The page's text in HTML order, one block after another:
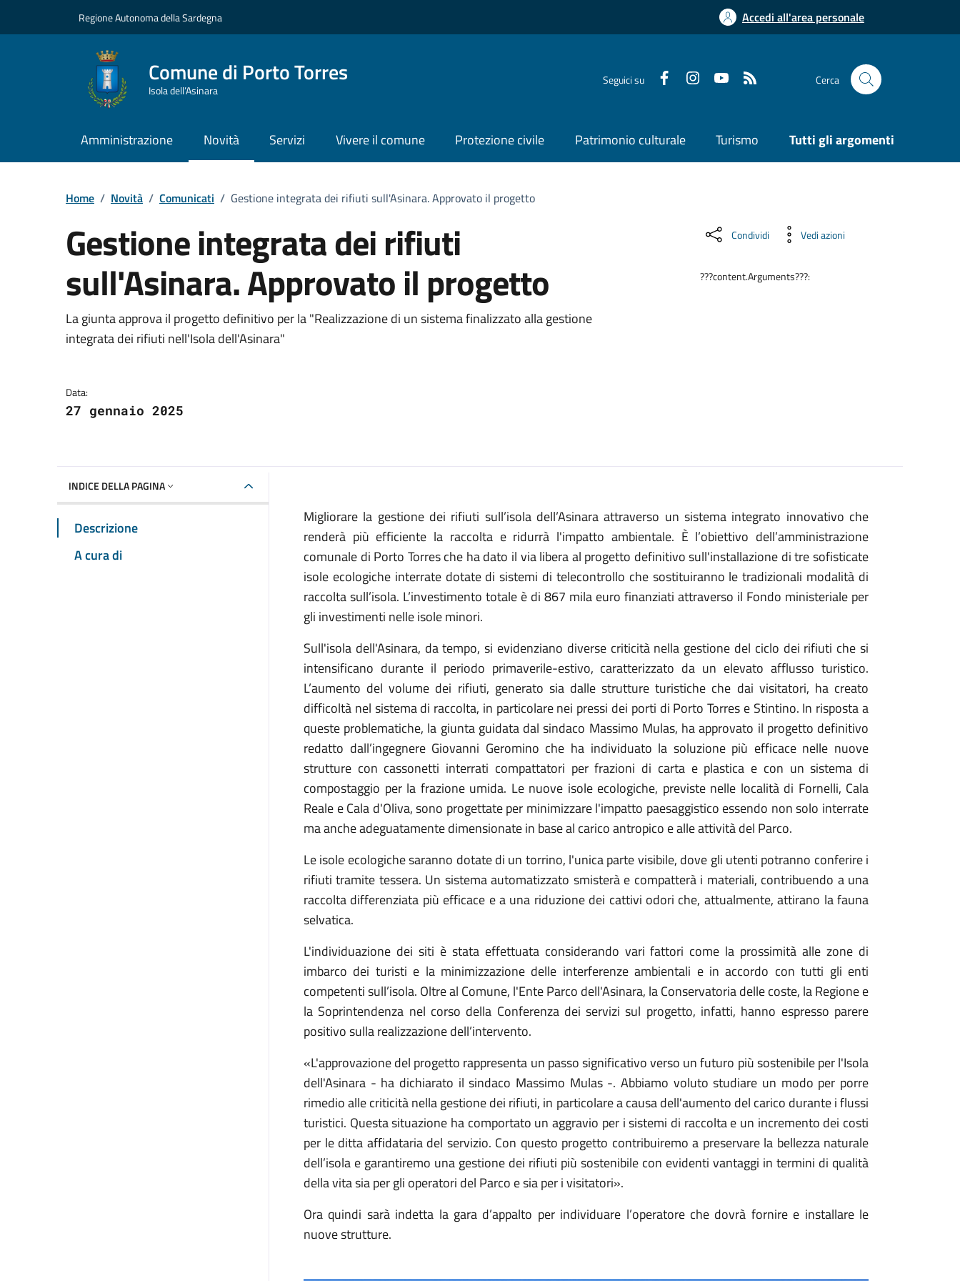
Regione Autonoma della Sardegna Accedi all'area personale
Comune di Porto Torres
Isola dell’Asinara
Seguici su Cerca
Amministrazione Novità Servizi Vivere il comune Protezione civile Patrimonio culturale Turismo Tutti gli argomenti
Home / Novità / Comunicati / Gestione integrata dei rifiuti sull'Asinara. Approvato il progetto
Gestione integrata dei rifiuti
sull'Asinara. Approvato il progetto
Dettagli della notizia
La giunta approva il progetto definitivo per la "Realizzazione di un sistema finalizzato alla gestione
integrata dei rifiuti nell'Isola dell'Asinara"
Data:
27 gennaio 2025
Condividi Vedi azioni
???content.Arguments???:
INDICE DELLA PAGINA
Descrizione
A cura di
Migliorare la gestione dei rifiuti sull’isola dell’Asinara attraverso un sistema integrato innovativo che
renderà più efficiente la raccolta e ridurrà l'impatto ambientale. È l’obiettivo dell’amministrazione
comunale di Porto Torres che ha dato il via libera al progetto definitivo sull'installazione di tre sofisticate
isole ecologiche interrate dotate di sistemi di telecontrollo che sostituiranno le tradizionali modalità di
raccolta sull’isola. L’investimento totale è di 867 mila euro finanziati attraverso il Fondo ministeriale per
gli investimenti nelle isole minori.
Sull'isola dell'Asinara, da tempo, si evidenziano diverse criticità nella gestione del ciclo dei rifiuti che si
intensificano durante il periodo primaverile-estivo, caratterizzato da un elevato afflusso turistico.
L’aumento del volume dei rifiuti, generato sia dalle strutture turistiche che dai visitatori, ha creato
difficoltà nel sistema di raccolta, in particolare nei pressi dei porti di Porto Torres e Stintino. In risposta a
queste problematiche, la giunta guidata dal sindaco Massimo Mulas, ha approvato il progetto definitivo
redatto dall’ingegnere Giovanni Geromino che ha individuato la soluzione più efficace nelle nuove
strutture con cassonetti interrati compattatori per frazioni di carta e plastica e con un sistema di
compostaggio per la frazione umida. Le nuove isole ecologiche, previste nelle località di Fornelli, Cala
Reale e Cala d'Oliva, sono progettate per minimizzare l'impatto paesaggistico essendo non solo interrate
ma anche adeguatamente dimensionate in base al carico antropico e alle attività del Parco.
Le isole ecologiche saranno dotate di un torrino, l'unica parte visibile, dove gli utenti potranno conferire i
rifiuti tramite tessera. Un sistema automatizzato smisterà e compatterà i materiali, contribuendo a una
raccolta differenziata più efficace e a una riduzione dei cattivi odori che, attualmente, attirano la fauna
selvatica.
L'individuazione dei siti è stata effettuata considerando vari fattori come la prossimità alle zone di
imbarco dei turisti e la minimizzazione delle interferenze ambientali e in accordo con tutti gli enti
competenti sull’isola. Oltre al Comune, l'Ente Parco dell'Asinara, la Conservatoria delle coste, la Regione e
la Soprintendenza nel corso della Conferenza dei servizi sul progetto, infatti, hanno espresso parere
positivo sulla realizzazione dell’intervento.
«L'approvazione del progetto rappresenta un passo significativo verso un futuro più sostenibile per l'Isola
dell'Asinara - ha dichiarato il sindaco Massimo Mulas -. Abbiamo voluto studiare un modo per porre
rimedio alle criticità nella gestione dei rifiuti, in particolare a causa dell'aumento del carico durante i flussi
turistici. Questa situazione ha comportato un aggravio per i sistemi di raccolta e un incremento dei costi
per le ditta affidataria del servizio. Con questo progetto contribuiremo a preservare la bellezza naturale
dell’isola e garantiremo una gestione dei rifiuti più sostenibile con evidenti vantaggi in termini di qualità
della vita sia per gli operatori del Parco e sia per i visitatori».
Ora quindi sarà indetta la gara d’appalto per individuare l’operatore che dovrà fornire e installare le
nuove strutture.